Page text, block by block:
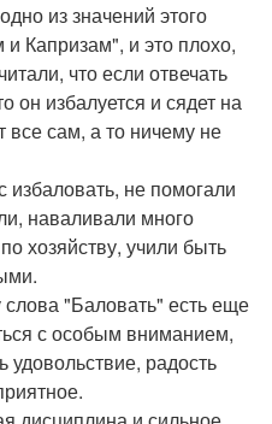
из значений этого
Капризам", и это плохо,
что если отвечать
он избалуется и сядет на
все сам, а то ничему не
избаловать, не помогали
наваливали много
хозяйству, учили быть
слова "Баловать" есть еще
с особым вниманием,
удовольствие, радость